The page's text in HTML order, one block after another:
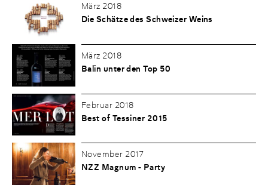
März 2018
Die Schätze des Schweizer Weins
März 2018
Balin unter den Top 50
Februar 2018
Best of Tessiner 2015
November 2017
NZZ Magnum - Party